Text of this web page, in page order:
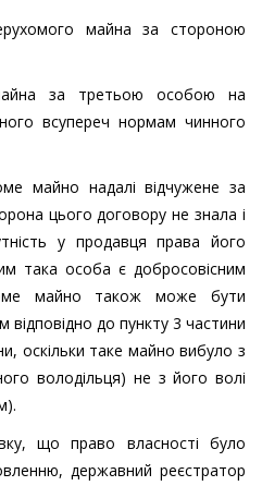
майна за стороною
за третьою особою на
всупереч нормам чинного
майно надалі відчужене за
цього договору не знала і
у продавця права його
така особа є добросовісним
майно також може бути
до пункту 3 частини
оскільки таке майно вибуло з
володільця) не з його волі
що право власності було
державний реєстратор